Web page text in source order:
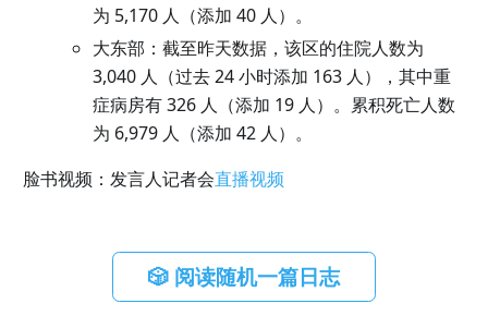
为 5,170 人（添加 40 人）。
大东部：截至昨天数据，该区的住院人数为
3,040 人（过去 24 小时添加 163 人），其中重
症病房有 326 人（添加 19 人）。累积死亡人数
为 6,979 人（添加 42 人）。
脸书视频：发言人记者会直播视频
🎲 阅读随机一篇日志